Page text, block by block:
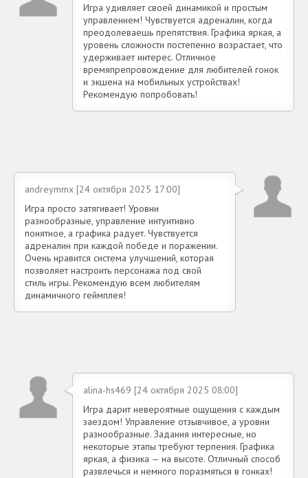
Игра удивляет своей динамикой и простым
управлением! Чувствуется адреналин, когда
преодолеваешь препятствия. Графика яркая, а
уровень сложности постепенно возрастает, что
удерживает интерес. Отличное
времяпрепровождение для любителей гонок
и экшена на мобильных устройствах!
Рекомендую попробовать!
andreymmx [24 октября 2025 17:00]
Игра просто затягивает! Уровни
разнообразные, управление интуитивно
понятное, а графика радует. Чувствуется
адреналин при каждой победе и поражении.
Очень нравится система улучшений, которая
позволяет настроить персонажа под свой
стиль игры. Рекомендую всем любителям
динамичного геймплея!
alina-hs469 [24 октября 2025 08:00]
Игра дарит невероятные ощущения с каждым
заездом! Управление отзывчивое, а уровни
разнообразные. Задания интересные, но
некоторые этапы требуют терпения. Графика
яркая, а физика — на высоте. Отличный способ
развлечься и немного поразмяться в гонках!